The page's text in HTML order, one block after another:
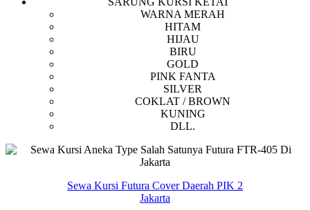
WARNA MERAH
HITAM
HIJAU
BIRU
GOLD
PINK FANTA
SILVER
COKLAT / BROWN
KUNING
DLL.
Sewa Kursi Futura Cover Daerah PIK 2
Jakarta